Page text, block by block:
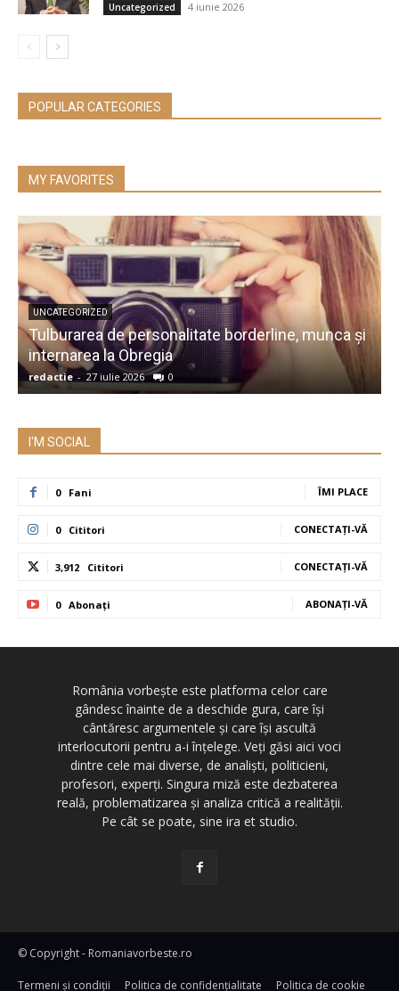
Uncategorized 4 iunie 2026
POPULAR CATEGORIES
MY FAVORITES
UNCATEGORIZED
Tulburarea de personalitate borderline, munca și
internarea la Obregia
redactie - 27 iulie 2026 0
I'M SOCIAL
0 Fani ÎMI PLACE
0 Cititori CONECTAȚI-VĂ
3,912 Cititori CONECTAȚI-VĂ
0 Abonați ABONAȚI-VĂ
România vorbește este platforma celor care
gândesc înainte de a deschide gura, care își
cântăresc argumentele și care își ascultă
interlocutorii pentru a-i înțelege. Veți găsi aici voci
dintre cele mai diverse, de analiști, politicieni,
profesori, experți. Singura miză este dezbaterea
reală, problematizarea și analiza critică a realității.
Pe cât se poate, sine ira et studio.
© Copyright - Romaniavorbeste.ro
Termeni și condiţii Politica de confidențialitate Politica de cookie